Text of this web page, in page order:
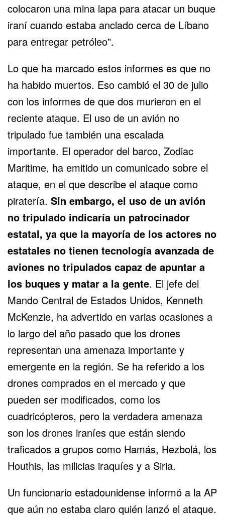
colocaron una mina lapa para atacar un buque
iraní cuando estaba anclado cerca de Líbano
para entregar petróleo”.
Lo que ha marcado estos informes es que no
ha habido muertos. Eso cambió el 30 de julio
con los informes de que dos murieron en el
reciente ataque. El uso de un avión no
tripulado fue también una escalada
importante. El operador del barco, Zodiac
Maritime, ha emitido un comunicado sobre el
ataque, en el que describe el ataque como
piratería. Sin embargo, el uso de un avión
no tripulado indicaría un patrocinador
estatal, ya que la mayoría de los actores no
estatales no tienen tecnología avanzada de
aviones no tripulados capaz de apuntar a
los buques y matar a la gente. El jefe del
Mando Central de Estados Unidos, Kenneth
McKenzie, ha advertido en varias ocasiones a
lo largo del año pasado que los drones
representan una amenaza importante y
emergente en la región. Se ha referido a los
drones comprados en el mercado y que
pueden ser modificados, como los
cuadricópteros, pero la verdadera amenaza
son los drones iraníes que están siendo
traficados a grupos como Hamás, Hezbolá, los
Houthis, las milicias iraquíes y a Siria.
Un funcionario estadounidense informó a la AP
que aún no estaba claro quién lanzó el ataque.